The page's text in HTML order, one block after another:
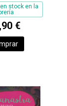
LAS
stock en la
€